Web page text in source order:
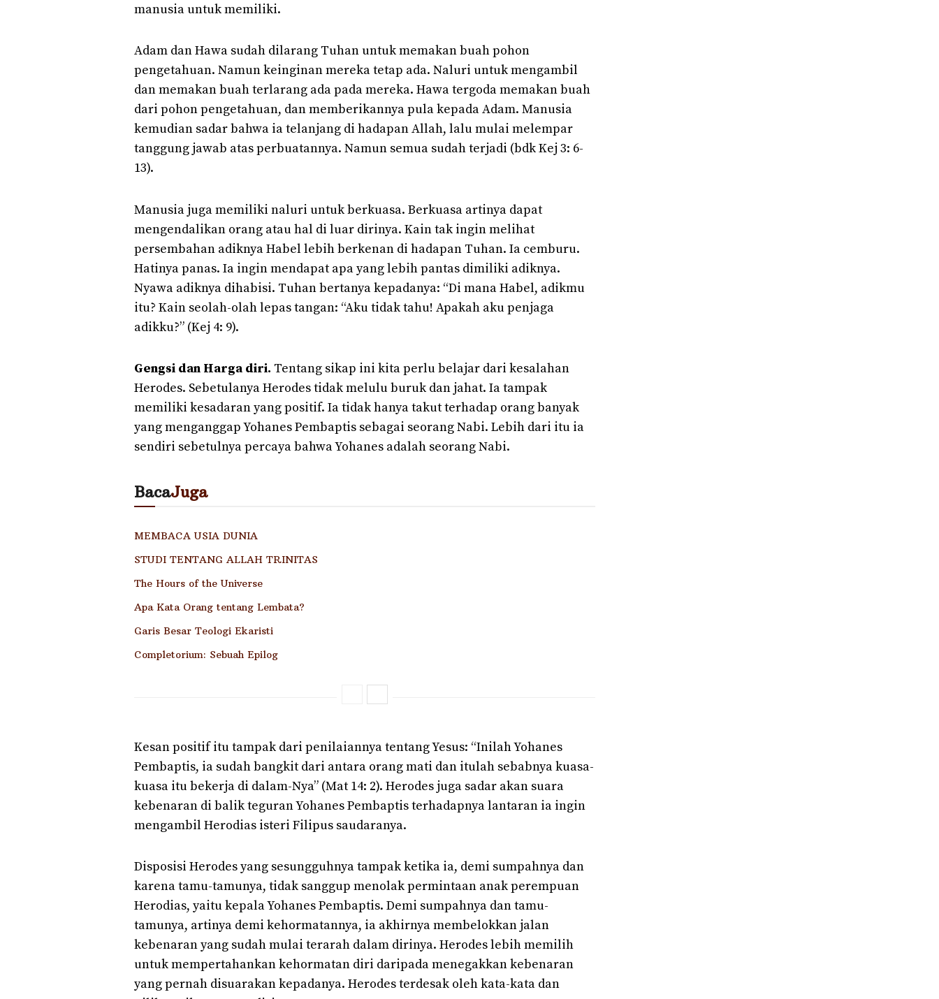
manusia untuk memiliki.
Adam dan Hawa sudah dilarang Tuhan untuk memakan buah pohon
pengetahuan. Namun keinginan mereka tetap ada. Naluri untuk mengambil
dan memakan buah terlarang ada pada mereka. Hawa tergoda memakan buah
dari pohon pengetahuan, dan memberikannya pula kepada Adam. Manusia
kemudian sadar bahwa ia telanjang di hadapan Allah, lalu mulai melempar
tanggung jawab atas perbuatannya. Namun semua sudah terjadi (bdk Kej 3: 6-
13).
Manusia juga memiliki naluri untuk berkuasa. Berkuasa artinya dapat
mengendalikan orang atau hal di luar dirinya. Kain tak ingin melihat
persembahan adiknya Habel lebih berkenan di hadapan Tuhan. Ia cemburu.
Hatinya panas. Ia ingin mendapat apa yang lebih pantas dimiliki adiknya.
Nyawa adiknya dihabisi. Tuhan bertanya kepadanya: “Di mana Habel, adikmu
itu? Kain seolah-olah lepas tangan: “Aku tidak tahu! Apakah aku penjaga
adikku?” (Kej 4: 9).
Gengsi dan Harga diri. Tentang sikap ini kita perlu belajar dari kesalahan
Herodes. Sebetulanya Herodes tidak melulu buruk dan jahat. Ia tampak
memiliki kesadaran yang positif. Ia tidak hanya takut terhadap orang banyak
yang menganggap Yohanes Pembaptis sebagai seorang Nabi. Lebih dari itu ia
sendiri sebetulnya percaya bahwa Yohanes adalah seorang Nabi.
BacaJuga
MEMBACA USIA DUNIA
STUDI TENTANG ALLAH TRINITAS
The Hours of the Universe
Apa Kata Orang tentang Lembata?
Garis Besar Teologi Ekaristi
Completorium: Sebuah Epilog
Kesan positif itu tampak dari penilaiannya tentang Yesus: “Inilah Yohanes
Pembaptis, ia sudah bangkit dari antara orang mati dan itulah sebabnya kuasa-
kuasa itu bekerja di dalam-Nya” (Mat 14: 2). Herodes juga sadar akan suara
kebenaran di balik teguran Yohanes Pembaptis terhadapnya lantaran ia ingin
mengambil Herodias isteri Filipus saudaranya.
Disposisi Herodes yang sesungguhnya tampak ketika ia, demi sumpahnya dan
karena tamu-tamunya, tidak sanggup menolak permintaan anak perempuan
Herodias, yaitu kepala Yohanes Pembaptis. Demi sumpahnya dan tamu-
tamunya, artinya demi kehormatannya, ia akhirnya membelokkan jalan
kebenaran yang sudah mulai terarah dalam dirinya. Herodes lebih memilih
untuk mempertahankan kehormatan diri daripada menegakkan kebenaran
yang pernah disuarakan kepadanya. Herodes terdesak oleh kata-kata dan